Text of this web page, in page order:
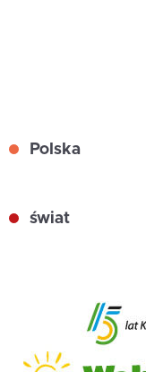
Polska
świat